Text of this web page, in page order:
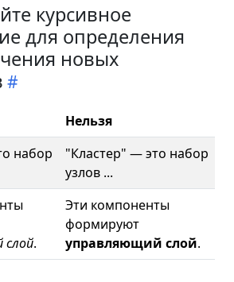
курсивное
для определения
новых
Нельзя
набор
"Кластер" — это набор
узлов ...
слой.
Эти компоненты
формируют
управляющий слой.